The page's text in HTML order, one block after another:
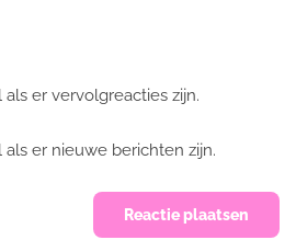
er vervolgreacties zijn.
er nieuwe berichten zijn.